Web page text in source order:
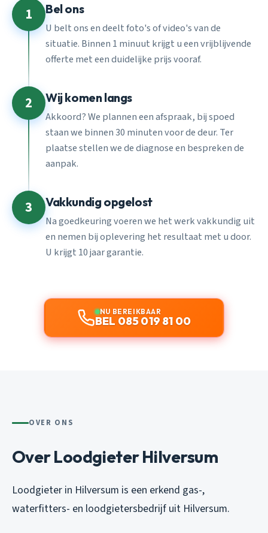
1 Bel ons
U belt ons en deelt foto's of video's van de
situatie. Binnen 1 minuut krijgt u een vrijblijvende
offerte met een duidelijke prijs vooraf.
2 Wij komen langs
Akkoord? We plannen een afspraak, bij spoed
staan we binnen 30 minuten voor de deur. Ter
plaatse stellen we de diagnose en bespreken de
aanpak.
3 Vakkundig opgelost
Na goedkeuring voeren we het werk vakkundig uit
en nemen bij oplevering het resultaat met u door.
U krijgt 10 jaar garantie.
NU BEREIKBAAR
BEL 085 019 81 00
OVER ONS
Over Loodgieter Hilversum
Loodgieter in Hilversum is een erkend gas-,
waterfitters- en loodgietersbedrijf uit Hilversum.